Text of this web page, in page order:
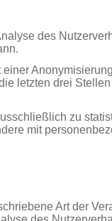
des
letzten drei
zu
mit
Art der